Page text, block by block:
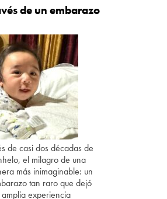
de un embarazo
de casi dos décadas de
el milagro de una
más inimaginable: un
tan raro que dejó
experiencia